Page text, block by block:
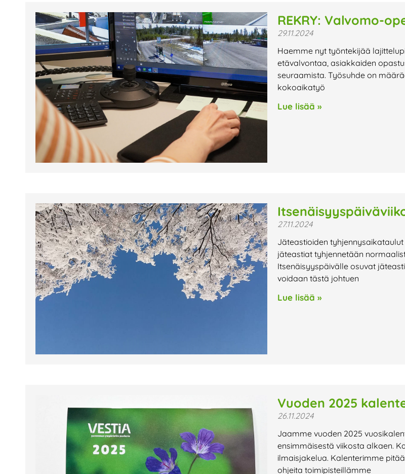
REKRY: Valvomo-
29.11.2024
Haemme nyt työntekijää
etävalvontaa, asiakkaiden
seuraamista. Työsuhde on
kokoaikatyö
Lue lisää »
27.11.2024
Jäteastioiden tyhjennysaikataulut
jäteastiat tyhjennetään
Itsenäisyyspäivälle osuvat
voidaan tästä johtuen
Lue lisää »
Vuoden 2025
26.11.2024
Jaamme vuoden 2025
ensimmäisestä viikosta alkaen.
ilmaisjakelua. Kalenterimme
ohjeita toimipisteillämme